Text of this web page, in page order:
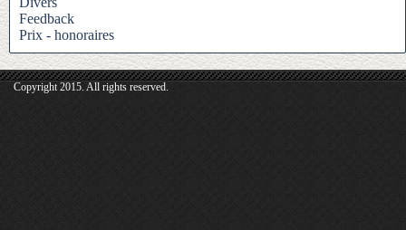
Feedback
Prix - honoraires
Copyright 2015. All rights reserved.